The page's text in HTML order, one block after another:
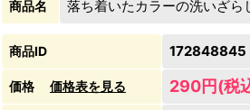
商品名 落ち着いたカラーの洗いざ
商品ID 172848845
価格 価格表を見る 290円(税